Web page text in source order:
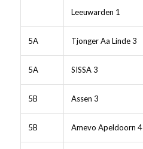
Leeuwarden 1
5A Tjonger Aa Linde 3
5A SISSA 3
5B Assen 3
5B Amevo Apeldoorn 4